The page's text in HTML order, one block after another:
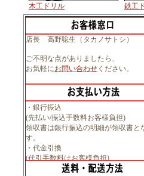
木工ドリル 鉄工
店長 高野聡生（タカノサトシ）
ご不明な点がありましたら、
お気軽にお問い合わせ ください。
・銀行振込
(先払い/振込手数料お客様負担)
領収書は銀行振込の明細が領収書と
す。
・代金引換
(代引手数料はお客様負担)